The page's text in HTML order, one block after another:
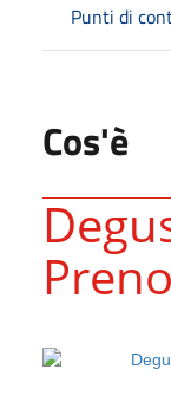
Punti di
Cos'è